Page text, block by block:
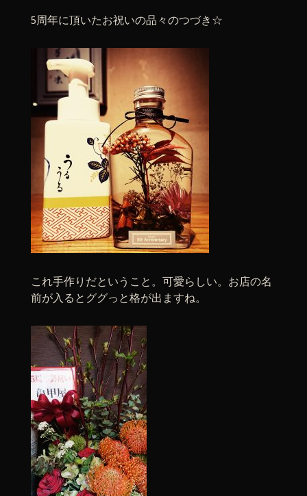
5周年に頂いたお祝いの品々のつづき☆
これ手作りだということ。可愛らしい。お店の名
前が入るとググっと格が出ますね。